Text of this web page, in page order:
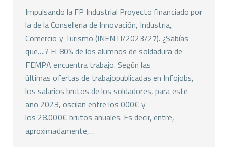
Impulsando la FP Industrial Proyecto financiado por
la de la Conselleria de Innovación, Industria,
Comercio y Turismo (INENTI/2023/27). ¿Sabías
que….? El 80% de los alumnos de soldadura de
FEMPA encuentra trabajo. Según las
últimas ofertas de trabajopublicadas en Infojobs,
los salarios brutos de los soldadores, para este
año 2023, oscilan entre los 000€ y
los 28.000€ brutos anuales. Es decir, entre,
aproximadamente,…